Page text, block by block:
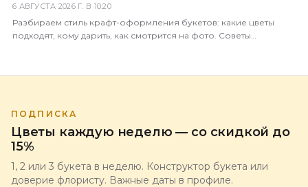
6 АВГУСТА 2026 Г. В 10:20
Разбираем стиль крафт-оформления букетов: какие цветы
подходят, кому дарить, как смотрится на фото. Советы
ПОДПИСКА
Цветы каждую неделю — со скидкой до
15%
1, 2 или 3 букета в неделю. Конструктор букета или
доверие флористу. Важные даты в профиле.